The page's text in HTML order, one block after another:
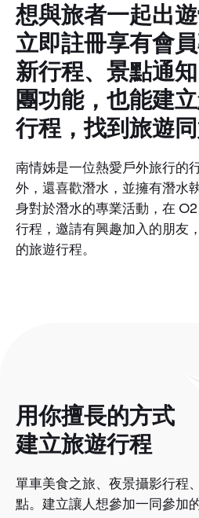
想與旅者一起出
立即註冊享有會
新行程、景點通
團功能，也能建
行程，找到旅遊同
南情姊是一位熱愛戶外旅行的
外，還喜歡潛水，並擁有潛水
身對於潛水的專業活動，在
行程，邀請有興趣加入的朋友
的旅遊行程。
用你擅長的方式
建立旅遊行程
單車美食之旅、夜景攝影行程
點。建立讓人想參加一同參加